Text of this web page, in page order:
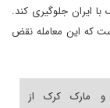
ایران جلوگیری کند.
که این معامله نقض
و مارک کرک از